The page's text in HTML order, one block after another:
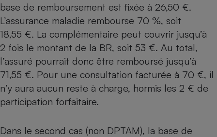
base de remboursement est fixée à 26,50 €.
L’assurance maladie rembourse 70 %, soit
18,55 €. La complémentaire peut couvrir jusqu’à
2 fois le montant de la BR, soit 53 €. Au total,
l’assuré pourrait donc être remboursé jusqu’à
71,55 €. Pour une consultation facturée à 70 €, il
n’y aura aucun reste à charge, hormis les 2 € de
participation forfaitaire.
Dans le second cas (non DPTAM), la base de